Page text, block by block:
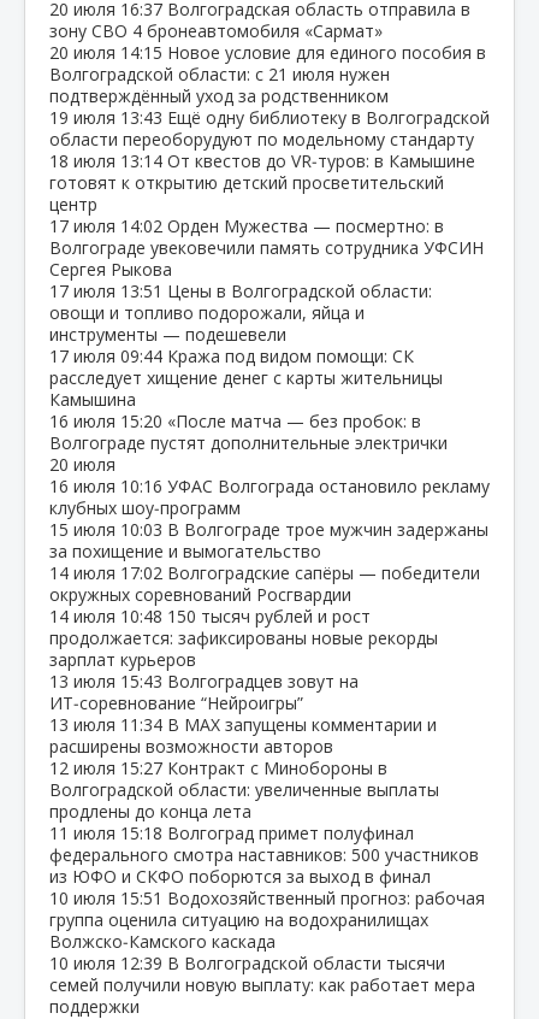
20 июля 16:37 Волгоградская область отправила в
зону СВО 4 бронеавтомобиля «Сармат»
20 июля 14:15 Новое условие для единого пособия в
Волгоградской области: с 21 июля нужен
подтверждённый уход за родственником
19 июля 13:43 Ещё одну библиотеку в Волгоградской
области переоборудуют по модельному стандарту
18 июля 13:14 От квестов до VR‑туров: в Камышине
готовят к открытию детский просветительский
центр
17 июля 14:02 Орден Мужества — посмертно: в
Волгограде увековечили память сотрудника УФСИН
Сергея Рыкова
17 июля 13:51 Цены в Волгоградской области:
овощи и топливо подорожали, яйца и
инструменты — подешевели
17 июля 09:44 Кража под видом помощи: СК
расследует хищение денег с карты жительницы
Камышина
16 июля 15:20 «После матча — без пробок: в
Волгограде пустят дополнительные электрички
20 июля
16 июля 10:16 УФАС Волгограда остановило рекламу
клубных шоу‑программ
15 июля 10:03 В Волгограде трое мужчин задержаны
за похищение и вымогательство
14 июля 17:02 Волгоградские сапёры — победители
окружных соревнований Росгвардии
14 июля 10:48 150 тысяч рублей и рост
продолжается: зафиксированы новые рекорды
зарплат курьеров
13 июля 15:43 Волгоградцев зовут на
ИТ‑соревнование “Нейроигры”
13 июля 11:34 В МАХ запущены комментарии и
расширены возможности авторов
12 июля 15:27 Контракт с Минобороны в
Волгоградской области: увеличенные выплаты
продлены до конца лета
11 июля 15:18 Волгоград примет полуфинал
федерального смотра наставников: 500 участников
из ЮФО и СКФО поборются за выход в финал
10 июля 15:51 Водохозяйственный прогноз: рабочая
группа оценила ситуацию на водохранилищах
Волжско‑Камского каскада
10 июля 12:39 В Волгоградской области тысячи
семей получили новую выплату: как работает мера
поддержки